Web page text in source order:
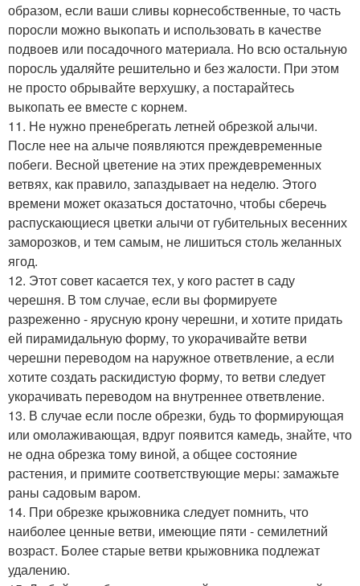
образом, если ваши сливы корнесобственные, то часть
поросли можно выкопать и использовать в качестве
подвоев или посадочного материала. Но всю остальную
поросль удаляйте решительно и без жалости. При этом
не просто обрывайте верхушку, а постарайтесь
выкопать ее вместе с корнем.
11. Не нужно пренебрегать летней обрезкой алычи.
После нее на алыче появляются преждевременные
побеги. Весной цветение на этих преждевременных
ветвях, как правило, запаздывает на неделю. Этого
времени может оказаться достаточно, чтобы сберечь
распускающиеся цветки алычи от губительных весенних
заморозков, и тем самым, не лишиться столь желанных
ягод.
12. Этот совет касается тех, у кого растет в саду
черешня. В том случае, если вы формируете
разреженно - ярусную крону черешни, и хотите придать
ей пирамидальную форму, то укорачивайте ветви
черешни переводом на наружное ответвление, а если
хотите создать раскидистую форму, то ветви следует
укорачивать переводом на внутреннее ответвление.
13. В случае если после обрезки, будь то формирующая
или омолаживающая, вдруг появится камедь, знайте, что
не одна обрезка тому виной, а общее состояние
растения, и примите соответствующие меры: замажьте
раны садовым варом.
14. При обрезке крыжовника следует помнить, что
наиболее ценные ветви, имеющие пяти - семилетний
возраст. Более старые ветви крыжовника подлежат
удалению.